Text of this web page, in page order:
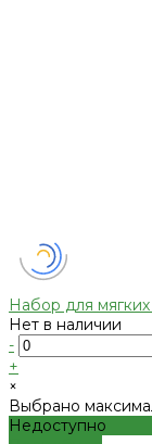
Набор для
Нет в наличии
-
+
×
Выбрано
Недоступно